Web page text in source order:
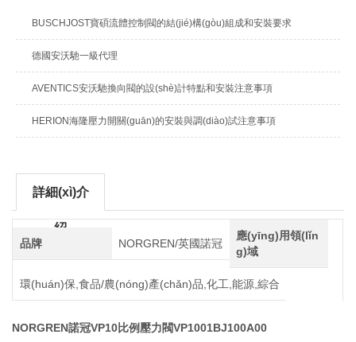
BUSCHJOST寶碩流體控制閥的結(jié)構(gòu)組成和安裝要求
德國安沃馳一級代理
AVENTICS安沃馳換向閥的設(shè)計特點和安裝注意事項
HERION海隆壓力開關(guān)的安裝與調(diào)試注意事項
詳細(xì)介
紹
品牌 NORGREN/英國諾冠
應(yīng)用領(lǐn
g)域
環(huán)保,食品/農(nóng)產(chǎn)品,化工,能源,綜合
NORGREN諾冠VP10比例壓力閥VP1001BJ100A00